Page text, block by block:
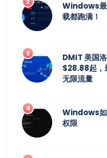
Windows最
载都跑满！
DMIT 美国
$28.88起，
无限流量
Windows如
权限